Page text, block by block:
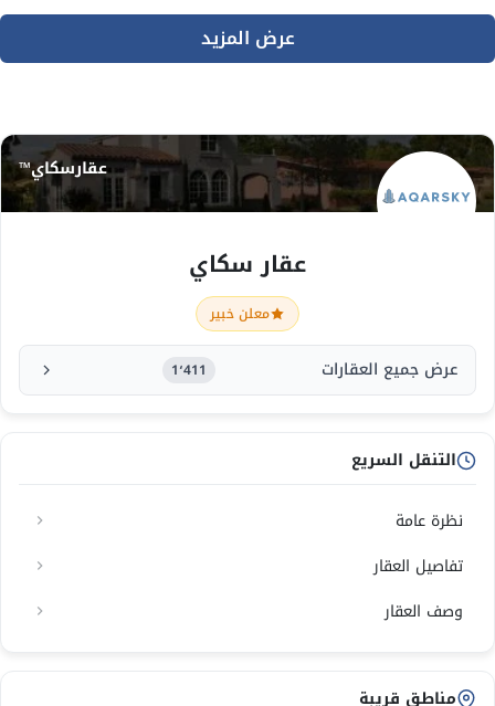
عرض المزيد
عقارسكاي™
عقار سكاي
معلن خبير
عرض جميع العقارات 1٬411
التنقل السريع
نظرة عامة
تفاصيل العقار
وصف العقار
مناطق قريبة